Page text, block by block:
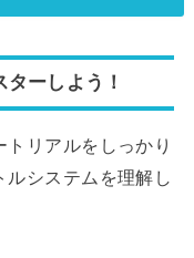
ーしよう！
リアルをしっかり
ルシステムを理解し